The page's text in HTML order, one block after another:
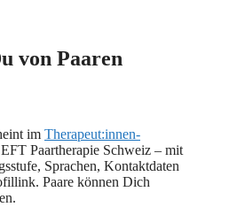
von Paaren
im Therapeut:innen-
Paartherapie Schweiz – mit
Sprachen, Kontaktdaten
Paare können Dich